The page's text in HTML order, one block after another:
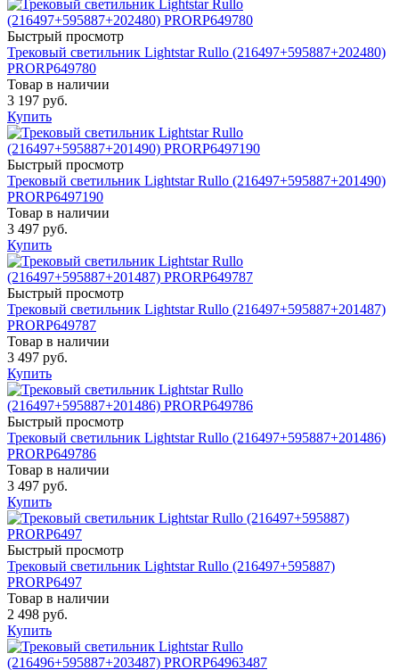
Быстрый просмотр
Трековый светильник Lightstar Rullo (216497+595887+202480)
PRORP649780
Товар в наличии
3 197 руб.
Купить
Быстрый просмотр
Трековый светильник Lightstar Rullo (216497+595887+201490)
PRORP6497190
Товар в наличии
3 497 руб.
Купить
Быстрый просмотр
Трековый светильник Lightstar Rullo (216497+595887+201487)
PRORP649787
Товар в наличии
3 497 руб.
Купить
Быстрый просмотр
Трековый светильник Lightstar Rullo (216497+595887+201486)
PRORP649786
Товар в наличии
3 497 руб.
Купить
Быстрый просмотр
Трековый светильник Lightstar Rullo (216497+595887)
PRORP6497
Товар в наличии
2 498 руб.
Купить